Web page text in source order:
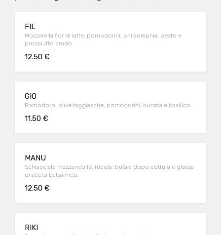
FIL
Mozzarella fior di latte, pomodorini, philadelphia, pesto e
prosciutto crudo
12.50 €
GIO
Pomodoro, olive taggiasche, pomodorini, burrata e basilico.
11.50 €
MANU
Schiacciata mazzancolle, rucola. bufala dopo cottura e glassa
di aceto balsamico.
12.50 €
RIKI